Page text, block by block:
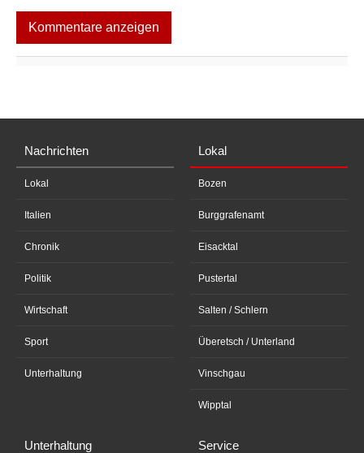
Kommentare anzeigen
Nachrichten
Lokal
Italien
Chronik
Politik
Wirtschaft
Sport
Unterhaltung
Lokal
Bozen
Burggrafenamt
Eisacktal
Pustertal
Salten / Schlern
Überetsch / Unterland
Vinschgau
Wipptal
Unterhaltung Service